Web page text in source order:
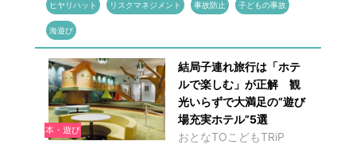
ヒヤリハット リスクマネジメント 事故防止 子どもの事故
海遊び
本・遊び
結局子連れ旅行は「ホテ
ルで楽しむ」が正解 観
光いらずで大満足の“遊び
場充実ホテル”5選
おとなTOこどもTRiP